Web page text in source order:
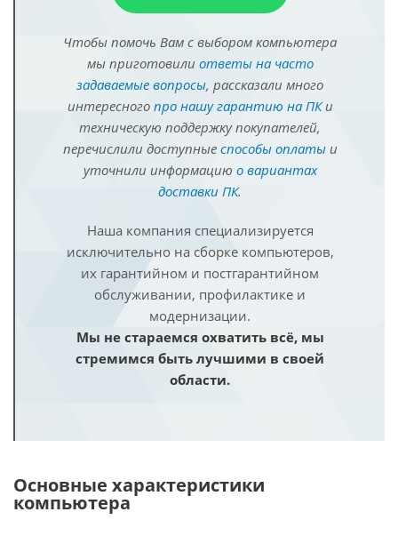
Чтобы помочь Вам с выбором компьютера
мы приготовили ответы на часто
задаваемые вопросы, рассказали много
интересного про нашу гарантию на ПКи
техническую поддержку покупателей,
перечислили доступные способы оплатыи
уточнили информацию о вариантах
доставки ПК.
Наша компания специализируется
исключительно на сборке компьютеров,
их гарантийном и постгарантийном
обслуживании, профилактике и
модернизации.
Мы не стараемся охватить всё, мы
стремимся быть лучшими в своей
области.
Основные характеристики
компьютера